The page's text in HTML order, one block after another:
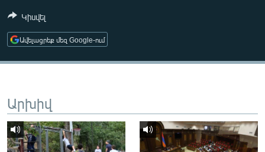
ՄԵԿՆԱԲԱՆՈՒԹՅՈՒՆ
ՏՏ ԵՒ ԻՆՏԵՐՆԵՏ
ԲԱՆԱՎԵՃ
ՁԳՏԵԼՈՎ ԼԱՎԱԳՈՒՅՆԻՆ
Կիսվել
Ավելացրեք մեզ Google-ում
Արխիվ